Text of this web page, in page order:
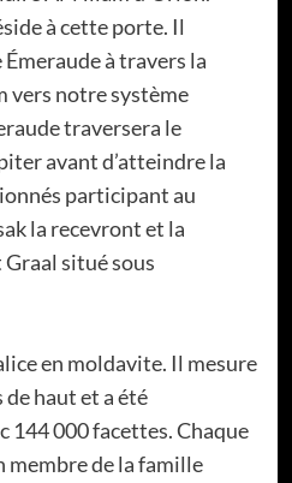
à cette porte. Il
à travers la
notre système
traversera le
avant d’atteindre la
participant au
la recevront et la
situé sous
en moldavite. Il mesure
haut et a été
144 000 facettes. Chaque
membre de la famille